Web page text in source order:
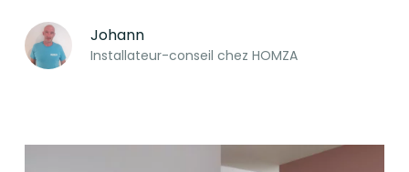
Johann
Installateur-conseil chez HOMZA